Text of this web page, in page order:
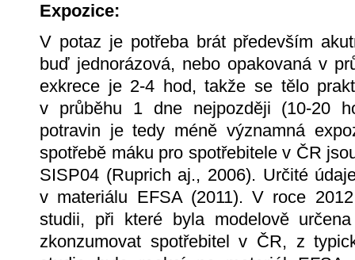
Expozice:
V potaz je potřeba brát především
buď jednorázová, nebo opakovaná v
exkrece je 2-4 hod, takže se tělo
v průběhu 1 dne nejpozději (10-20
potravin je tedy méně významná
spotřebě máku pro spotřebitele v ČR
SISP04 (Ruprich aj., 2006). Určité
v materiálu EFSA (2011). V roce
studii, při které byla modelově
zkonzumovat spotřebitel v ČR, z